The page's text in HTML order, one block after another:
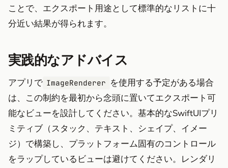
ことで、エクスポート用途として標準的なリストに十
分近い結果が得られます。
実践的なアドバイス
アプリで ImageRenderer を使用する予定がある場合
は、この制約を最初から念頭に置いてエクスポート可
能なビューを設計してください。基本的なSwiftUIプリ
ミティブ（スタック、テキスト、シェイプ、イメー
ジ）で構築し、プラットフォーム固有のコントロール
をラップしているビューは避けてください。レンダリ